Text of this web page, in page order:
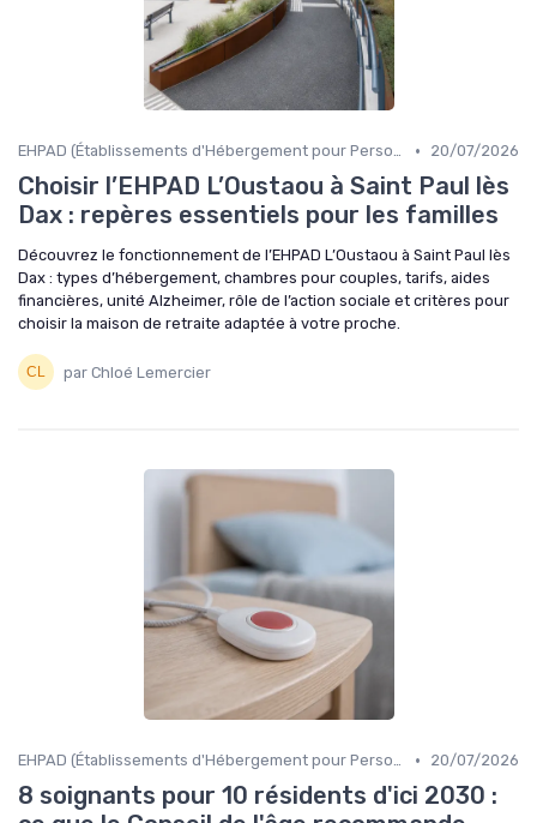
EHPAD (Établissements d'Hébergement pour Personnes Âgées Dépendantes) • 20/07/2026
Choisir l’EHPAD L’Oustaou à Saint Paul lès
Dax : repères essentiels pour les familles
Découvrez le fonctionnement de l’EHPAD L’Oustaou à Saint Paul lès
Dax : types d’hébergement, chambres pour couples, tarifs, aides
financières, unité Alzheimer, rôle de l’action sociale et critères pour
choisir la maison de retraite adaptée à votre proche.
par Chloé Lemercier
EHPAD (Établissements d'Hébergement pour Personnes Âgées Dépendantes) • 20/07/2026
8 soignants pour 10 résidents d'ici 2030 :